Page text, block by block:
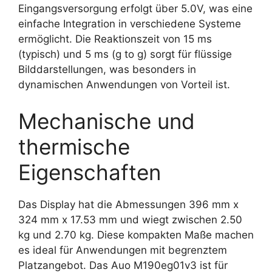
Eingangsversorgung erfolgt über 5.0V, was eine
einfache Integration in verschiedene Systeme
ermöglicht. Die Reaktionszeit von 15 ms
(typisch) und 5 ms (g to g) sorgt für flüssige
Bilddarstellungen, was besonders in
dynamischen Anwendungen von Vorteil ist.
Mechanische und
thermische
Eigenschaften
Das Display hat die Abmessungen 396 mm x
324 mm x 17.53 mm und wiegt zwischen 2.50
kg und 2.70 kg. Diese kompakten Maße machen
es ideal für Anwendungen mit begrenztem
Platzangebot. Das Auo M190eg01v3 ist für